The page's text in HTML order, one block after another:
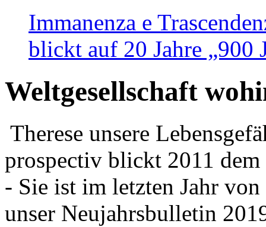
Immanenza e
blickt auf 20 Jahre „900
Weltgesellschaft
Therese unsere
prospectiv blickt 2011
- Sie ist im letzten Jahr
unser Neujahrsbulletin